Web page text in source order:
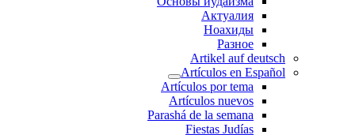
Актуалия
Ноахиды
Разное
Artikel auf deutsch
Artículos en Español
Artículos por tema
Artículos nuevos
Parashá de la semana
Fiestas Judías